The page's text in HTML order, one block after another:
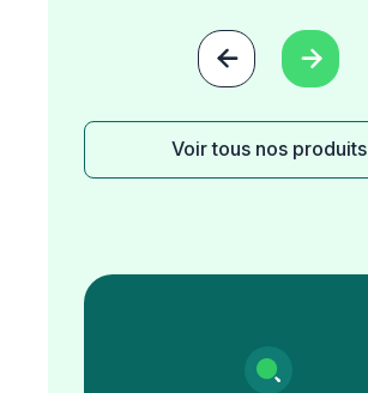
 
Voir tous nos produits